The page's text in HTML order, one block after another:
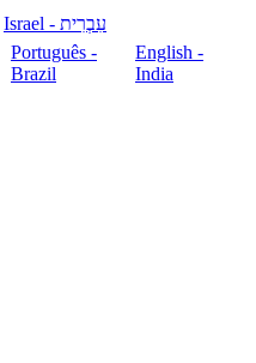
עִבְרִית - Israel
Português -
Brazil
English -
India